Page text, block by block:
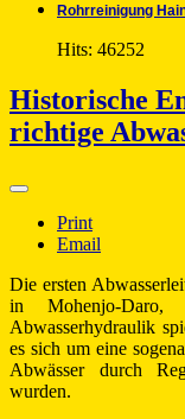
Rohrreinigung
Hits: 46252
Historische
richtige
Print
Email
Die ersten
in Mohenjo-Daro,
Abwasserhydraulik
es sich um eine
Abwässer durch
wurden.